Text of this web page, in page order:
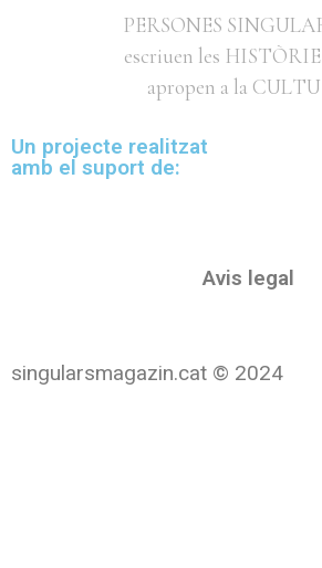
PERSONES
escriuen les
apropen a la
Un projecte realitzat
amb el suport de:
Avis legal
singularsmagazin.cat © 2024